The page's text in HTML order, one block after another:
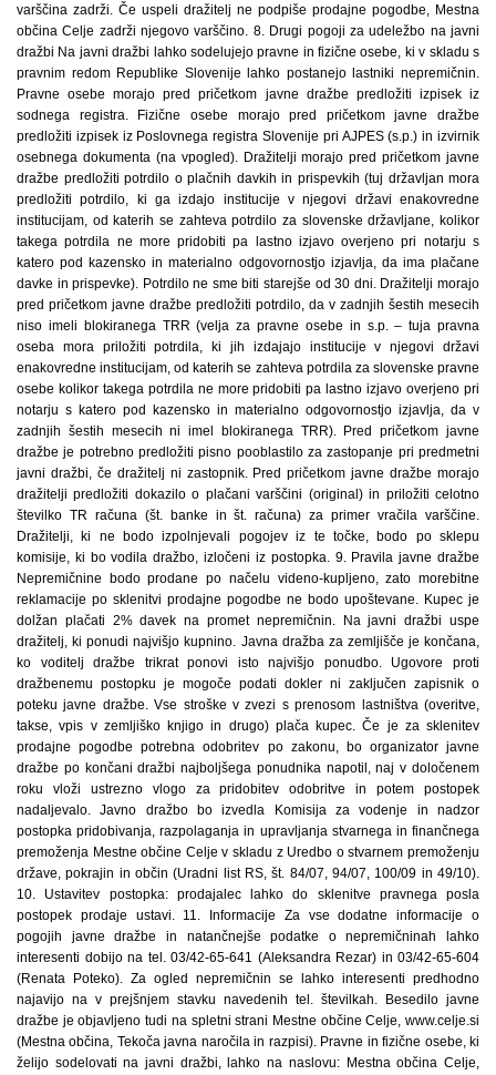
varščina zadrži. Če uspeli dražitelj ne podpiše prodajne pogodbe, Mestna
občina Celje zadrži njegovo varščino. 8. Drugi pogoji za udeležbo na javni
dražbi Na javni dražbi lahko sodelujejo pravne in fizične osebe, ki v skladu s
pravnim redom Republike Slovenije lahko postanejo lastniki nepremičnin.
Pravne osebe morajo pred pričetkom javne dražbe predložiti izpisek iz
sodnega registra. Fizične osebe morajo pred pričetkom javne dražbe
predložiti izpisek iz Poslovnega registra Slovenije pri AJPES (s.p.) in izvirnik
osebnega dokumenta (na vpogled). Dražitelji morajo pred pričetkom javne
dražbe predložiti potrdilo o plačnih davkih in prispevkih (tuj državljan mora
predložiti potrdilo, ki ga izdajo institucije v njegovi državi enakovredne
institucijam, od katerih se zahteva potrdilo za slovenske državljane, kolikor
takega potrdila ne more pridobiti pa lastno izjavo overjeno pri notarju s
katero pod kazensko in materialno odgovornostjo izjavlja, da ima plačane
davke in prispevke). Potrdilo ne sme biti starejše od 30 dni. Dražitelji morajo
pred pričetkom javne dražbe predložiti potrdilo, da v zadnjih šestih mesecih
niso imeli blokiranega TRR (velja za pravne osebe in s.p. – tuja pravna
oseba mora priložiti potrdila, ki jih izdajajo institucije v njegovi državi
enakovredne institucijam, od katerih se zahteva potrdila za slovenske pravne
osebe kolikor takega potrdila ne more pridobiti pa lastno izjavo overjeno pri
notarju s katero pod kazensko in materialno odgovornostjo izjavlja, da v
zadnjih šestih mesecih ni imel blokiranega TRR). Pred pričetkom javne
dražbe je potrebno predložiti pisno pooblastilo za zastopanje pri predmetni
javni dražbi, če dražitelj ni zastopnik. Pred pričetkom javne dražbe morajo
dražitelji predložiti dokazilo o plačani varščini (original) in priložiti celotno
številko TR računa (št. banke in št. računa) za primer vračila varščine.
Dražitelji, ki ne bodo izpolnjevali pogojev iz te točke, bodo po sklepu
komisije, ki bo vodila dražbo, izločeni iz postopka. 9. Pravila javne dražbe
Nepremičnine bodo prodane po načelu videno-kupljeno, zato morebitne
reklamacije po sklenitvi prodajne pogodbe ne bodo upoštevane. Kupec je
dolžan plačati 2% davek na promet nepremičnin. Na javni dražbi uspe
dražitelj, ki ponudi najvišjo kupnino. Javna dražba za zemljišče je končana,
ko voditelj dražbe trikrat ponovi isto najvišjo ponudbo. Ugovore proti
dražbenemu postopku je mogoče podati dokler ni zaključen zapisnik o
poteku javne dražbe. Vse stroške v zvezi s prenosom lastništva (overitve,
takse, vpis v zemljiško knjigo in drugo) plača kupec. Če je za sklenitev
prodajne pogodbe potrebna odobritev po zakonu, bo organizator javne
dražbe po končani dražbi najboljšega ponudnika napotil, naj v določenem
roku vloži ustrezno vlogo za pridobitev odobritve in potem postopek
nadaljevalo. Javno dražbo bo izvedla Komisija za vodenje in nadzor
postopka pridobivanja, razpolaganja in upravljanja stvarnega in finančnega
premoženja Mestne občine Celje v skladu z Uredbo o stvarnem premoženju
države, pokrajin in občin (Uradni list RS, št. 84/07, 94/07, 100/09 in 49/10).
10. Ustavitev postopka: prodajalec lahko do sklenitve pravnega posla
postopek prodaje ustavi. 11. Informacije Za vse dodatne informacije o
pogojih javne dražbe in natančnejše podatke o nepremičninah lahko
interesenti dobijo na tel. 03/42-65-641 (Aleksandra Rezar) in 03/42-65-604
(Renata Poteko). Za ogled nepremičnin se lahko interesenti predhodno
najavijo na v prejšnjem stavku navedenih tel. številkah. Besedilo javne
dražbe je objavljeno tudi na spletni strani Mestne občine Celje, www.celje.si
(Mestna občina, Tekoča javna naročila in razpisi). Pravne in fizične osebe, ki
želijo sodelovati na javni dražbi, lahko na naslovu: Mestna občina Celje,